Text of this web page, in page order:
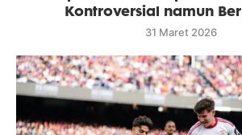
Kontroversial namun
31 Maret 2026